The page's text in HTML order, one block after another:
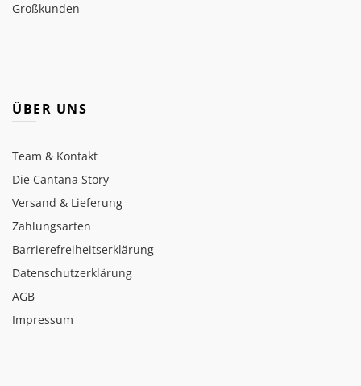
Großkunden
ÜBER UNS
Team & Kontakt
Die Cantana Story
Versand & Lieferung
Zahlungsarten
Barrierefreiheitserklärung
Datenschutzerklärung
AGB
Impressum